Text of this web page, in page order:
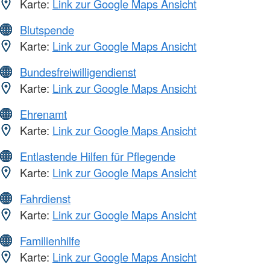
Karte: Link zur Google Maps Ansicht
Blutspende
Karte: Link zur Google Maps Ansicht
Bundesfreiwilligendienst
Karte: Link zur Google Maps Ansicht
Ehrenamt
Karte: Link zur Google Maps Ansicht
Entlastende Hilfen für Pflegende
Karte: Link zur Google Maps Ansicht
Fahrdienst
Karte: Link zur Google Maps Ansicht
Familienhilfe
Karte: Link zur Google Maps Ansicht